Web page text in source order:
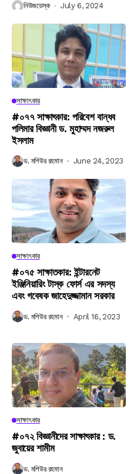
নিউজডেস্ক July 6, 2024
সাক্ষাৎকার
#০৭৭ সাক্ষাৎকার: পরিবেশ বান্ধব
পলিমার বিজ্ঞানী ড. মুহাম্মদ নজরুল
ইসলাম
ড. মশিউর রহমান June 24, 2023
সাক্ষাৎকার
#০৭৫ সাক্ষাতকার: ইন্টারনেট
ইঞ্জিনিয়ারিং টাস্ক ফোর্স এর সদস্য
এবং গবেষক জাহেদুজ্জামান সরকার
ড. মশিউর রহমান April 16, 2023
সাক্ষাৎকার
#০৭২ বিজ্ঞানীদের সাক্ষাৎকার : ড.
জুবায়ের শামীম
ড. মশিউর রহমান